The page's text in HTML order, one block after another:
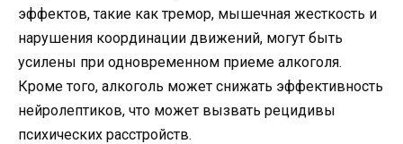
эффектов, такие как тремор, мышечная жесткость и
нарушения координации движений, могут быть
усилены при одновременном приеме алкоголя.
Кроме того, алкоголь может снижать эффективность
нейролептиков, что может вызвать рецидивы
психических расстройств.